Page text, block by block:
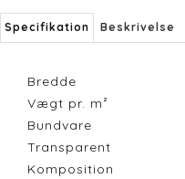
Specifikation Beskrivelse
Bredde
Vægt pr. m²
Bundvare
Transparent
Komposition